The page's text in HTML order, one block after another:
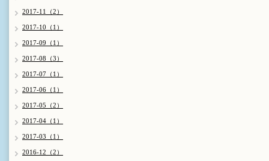
2017-11（2）
2017-10（1）
2017-09（1）
2017-08（3）
2017-07（1）
2017-06（1）
2017-05（2）
2017-04（1）
2017-03（1）
2016-12（2）